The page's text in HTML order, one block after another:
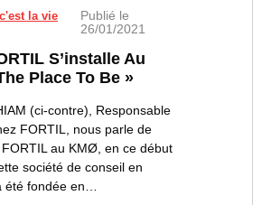
la vie
Publié le
26/01/2021
S’installe Au
Place To Be »
(ci-contre), Responsable
FORTIL, nous parle de
FORTIL au KMØ, en ce début
société de conseil en
été fondée en…